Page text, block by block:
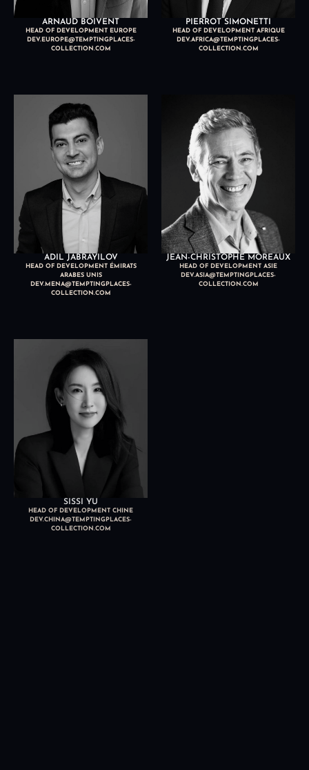
ARNAUD BOIVENT
HEAD OF DEVELOPMENT EUROPE
DEV.EUROPE@TEMPTINGPLACES-
COLLECTION.COM
PIERROT SIMONETTI
HEAD OF DEVELOPMENT AFRIQUE
DEV.AFRICA@TEMPTINGPLACES-
COLLECTION.COM
ADIL JABRAYILOV
HEAD OF DEVELOPMENT ÉMIRATS
ARABES UNIS
DEV.MENA@TEMPTINGPLACES-
COLLECTION.COM
JEAN-CHRISTOPHE MOREAUX
HEAD OF DEVELOPMENT ASIE
DEV.ASIA@TEMPTINGPLACES-
COLLECTION.COM
SISSI YU
HEAD OF DEVELOPMENT CHINE
DEV.CHINA@TEMPTINGPLACES-
COLLECTION.COM